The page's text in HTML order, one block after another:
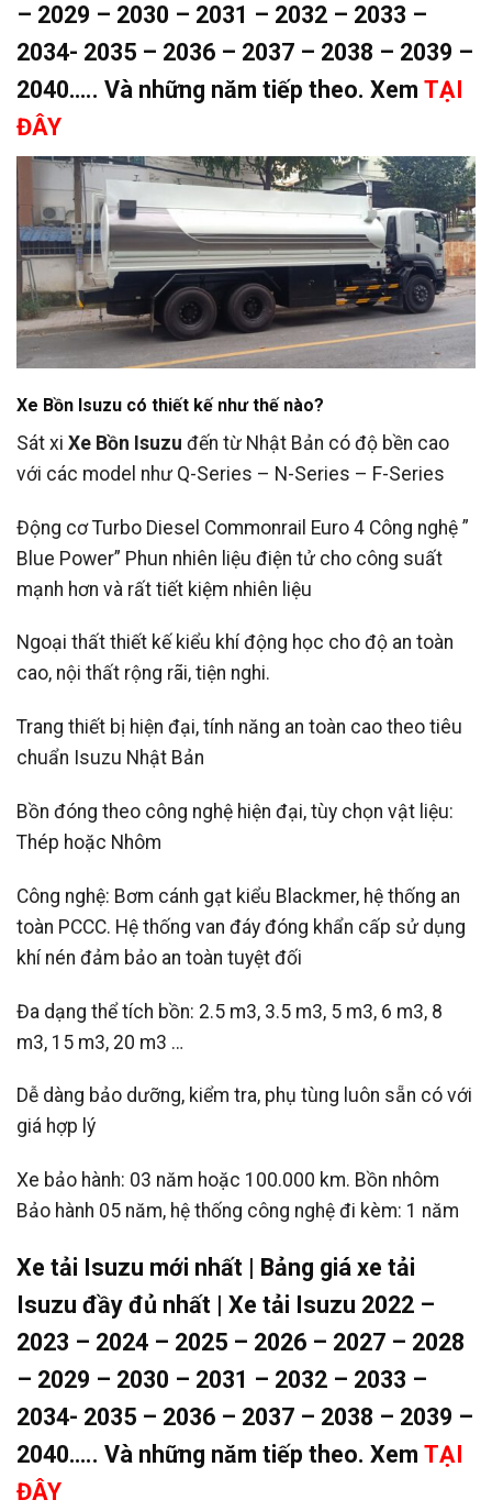
– 2029 – 2030 – 2031 – 2032 – 2033 –
2034- 2035 – 2036 – 2037 – 2038 – 2039 –
2040….. Và những năm tiếp theo. Xem TẠI
ĐÂY
Xe Bồn Isuzu có thiết kế như thế nào?
Sát xi Xe Bồn Isuzu đến từ Nhật Bản có độ bền cao
với các model như Q-Series – N-Series – F-Series
Động cơ Turbo Diesel Commonrail Euro 4 Công nghệ ”
Blue Power” Phun nhiên liệu điện tử cho công suất
mạnh hơn và rất tiết kiệm nhiên liệu
Ngoại thất thiết kế kiểu khí động học cho độ an toàn
cao, nội thất rộng rãi, tiện nghi.
Trang thiết bị hiện đại, tính năng an toàn cao theo tiêu
chuẩn Isuzu Nhật Bản
Bồn đóng theo công nghệ hiện đại, tùy chọn vật liệu:
Thép hoặc Nhôm
Công nghệ: Bơm cánh gạt kiểu Blackmer, hệ thống an
toàn PCCC. Hệ thống van đáy đóng khẩn cấp sử dụng
khí nén đảm bảo an toàn tuyệt đối
Đa dạng thể tích bồn: 2.5 m3, 3.5 m3, 5 m3, 6 m3, 8
m3, 15 m3, 20 m3 …
Dễ dàng bảo dưỡng, kiểm tra, phụ tùng luôn sẵn có với
giá hợp lý
Xe bảo hành: 03 năm hoặc 100.000 km. Bồn nhôm
Bảo hành 05 năm, hệ thống công nghệ đi kèm: 1 năm
Xe tải Isuzu mới nhất | Bảng giá xe tải
Isuzu đầy đủ nhất | Xe tải Isuzu 2022 –
2023 – 2024 – 2025 – 2026 – 2027 – 2028
– 2029 – 2030 – 2031 – 2032 – 2033 –
2034- 2035 – 2036 – 2037 – 2038 – 2039 –
2040….. Và những năm tiếp theo. Xem TẠI
ĐÂY